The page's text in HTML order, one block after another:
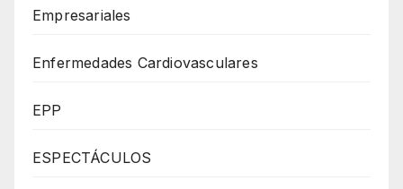
Empresariales
Enfermedades Cardiovasculares
EPP
ESPECTÁCULOS